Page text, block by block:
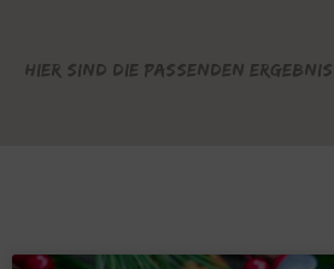
Hier sind die passenden